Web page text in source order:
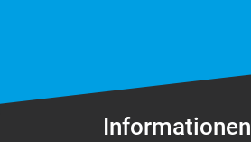
Informationen